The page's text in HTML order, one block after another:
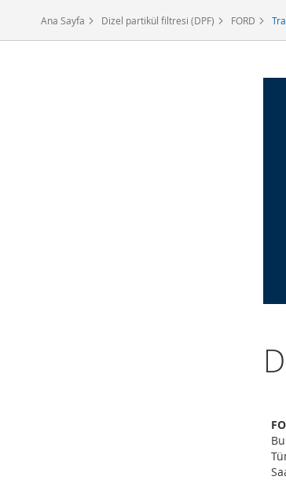
Ana Sayfa Dizel partikül filtresi (DPF) FORD